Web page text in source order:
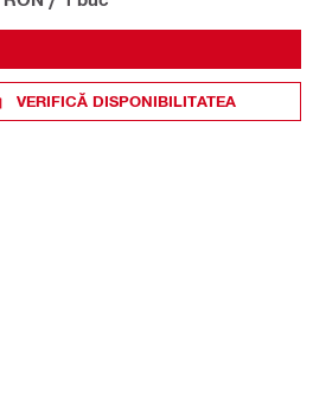
VERIFICĂ DISPONIBILITATEA